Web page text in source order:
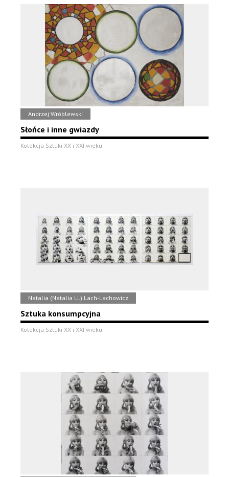
Andrzej Wróblewski
Słońce i inne gwiazdy
Kolekcja Sztuki XX i XXI wieku
Natalia (Natalia LL) Lach-Lachowicz
Sztuka konsumpcyjna
Kolekcja Sztuki XX i XXI wieku